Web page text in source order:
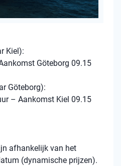
Kiel):
Göteborg 09.15
Göteborg):
– Aankomst Kiel 09.15
afhankelijk van het
(dynamische prijzen).